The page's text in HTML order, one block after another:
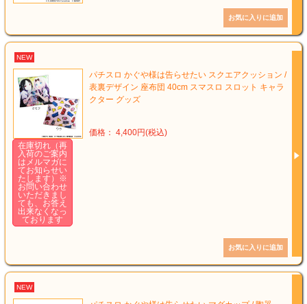
NEW
パチスロ かぐや様は告らせたい スクエアクッション /
表裏デザイン 座布団 40cm スマスロ スロット キャラ
クター グッズ
価格： 4,400円(税込)
在庫切れ（再
入荷のご案内
はメルマガに
てお知らせい
たします）※
お問い合わせ
いただきまし
ても、お答え
出来なくなっ
ております
NEW